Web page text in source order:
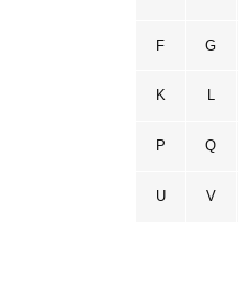
F G
K L
P Q
U V